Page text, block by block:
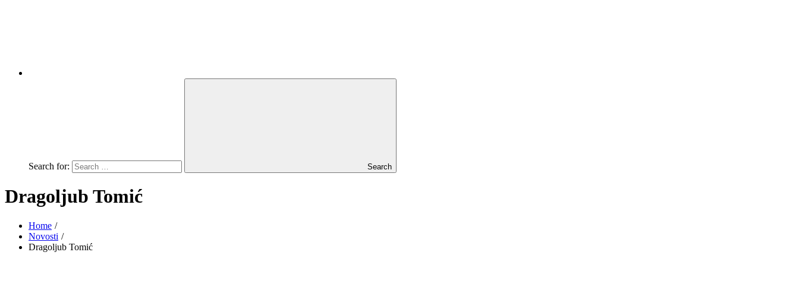
Search for: Search
Dragoljub Tomić
Home
Novosti
Dragoljub Tomić